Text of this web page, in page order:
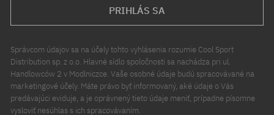
PRIHLÁS SA
Správcom údajov sa na účely tohto vyhlásenia rozumie Cool Sport
Distribution sp. z o.o. Hlavné sídlo spoločnosti sa nachádza pri ul.
Handlowców 2 v Modlniczce. Vaše osobné údaje budú spracovávané na
marketingové účely. Máte právo byť informovaný, aké údaje o Vás
predávajúci eviduje, a je oprávnený tieto údaje meniť, prípadne písomne
vysloviť nesúhlas s ich spracovávaním.